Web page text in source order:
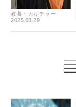
教養・カルチャー
2025.03.29